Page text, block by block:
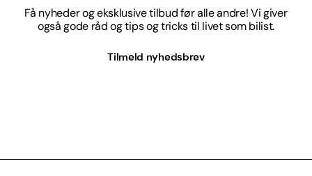
Få nyheder og eksklusive tilbud før alle andre! Vi giver
også gode råd og tips og tricks til livet som bilist.
Tilmeld nyhedsbrev